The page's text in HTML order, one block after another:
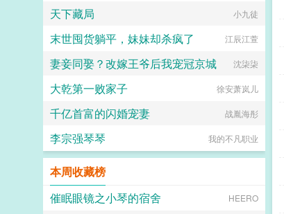
得她应该和他谈谈和离的问题。权相
离，你知道吗？你不行，换我来！少
这是前世和今生一起追媳妇的故
天下藏局 小九徒
末世囤货躺平，妹妹却杀疯了 江辰江萱
妻妾同娶？改嫁王爷后我宠冠京城 沈柒柒
大乾第一败家子 徐安萧岚儿
千亿首富的闪婚宠妻 战胤海彤
李宗强琴琴 我的不凡职业
本周收藏榜
催眠眼镜之小琴的宿舍
HEERO